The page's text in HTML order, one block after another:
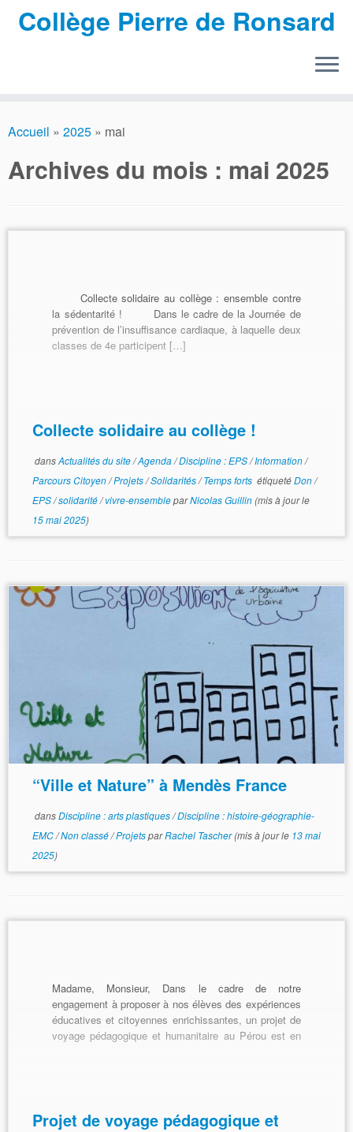
au
Collège Pierre de Ronsard
Accueil » 2025 » mai
Archives du mois : mai 2025
Collecte solidaire au collège : ensemble contre
la sédentarité !
Dans le cadre de la Journée de
prévention de l’insuffisance cardiaque, à laquelle deux
classes de 4e participent […]
Collecte solidaire au collège !
dansActualités du site/Agenda/Discipline : EPS/Information/
Parcours Citoyen/Projets/Solidarités/Temps forts étiquetéDon/
EPS/solidarité/vivre-ensembleparNicolas Guillin(mis à jour le
15 mai 2025)
“Ville et Nature” à Mendès France
dansDiscipline : arts plastiques/Discipline : histoire-géographie-
EMC/Non classé/ProjetsparRachel Tascher(mis à jour le 13 mai
2025)
Madame, Monsieur, Dans le cadre de notre
engagement à proposer à nos élèves des expériences
éducatives et citoyennes enrichissantes, un projet de
voyage pédagogique et humanitaire au Pérou est en
Projet de voyage pédagogique et